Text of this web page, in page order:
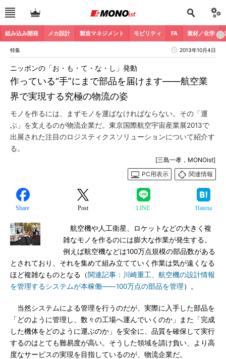
組み込み開発 メカ設計 製造マネジメント モビリティ FA 素材／化学
特集 2013年10月4日
作っている“手”にまで部品を届けます――航空業
界で実現する究極の物流の姿
ニッポンの「お・も・て・な・し」発動
モノを作るには、まずモノを運ばなければならない。その「運
ぶ」を支えるのが物流企業だ。東京国際航空宇宙産業展2013で
出展された注目のロジスティクスソリューションについて紹介す
る。
[三島一孝，MONOist]
PC用表示
関連情報
Share Post LINE Hatena
航空機や人工衛星、ロケットなどの大きく複
雑なモノを作るのには膨大な作業が発生する。
例えば航空機などは100万点規模の部品数がある
とされており、それを集めて組み立てていく作業は気が遠くなる
ほど複雑なものとなる（関連記事：川崎重工、航空機の設計情報
を管理するシステムが本稼働――100万点の部品を管理）。
当然システムによる管理を行うのだが、実際に入手した部品を
「どのように管理し、数々の工場へ運んでいくのか」また「完成
した機体をどのように運ぶのか」を安全に、品質を確保して実行
するのはとても難易度が高い。そうした領域を請け負い、より高
度なサービスの実現を目指しているのが、物流企業だ。